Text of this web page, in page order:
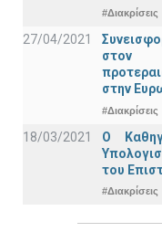
#Διακρίσεις
27/04/2021
στον
στην
#Διακρίσεις
18/03/2021
Ο
του
#Διακρίσεις